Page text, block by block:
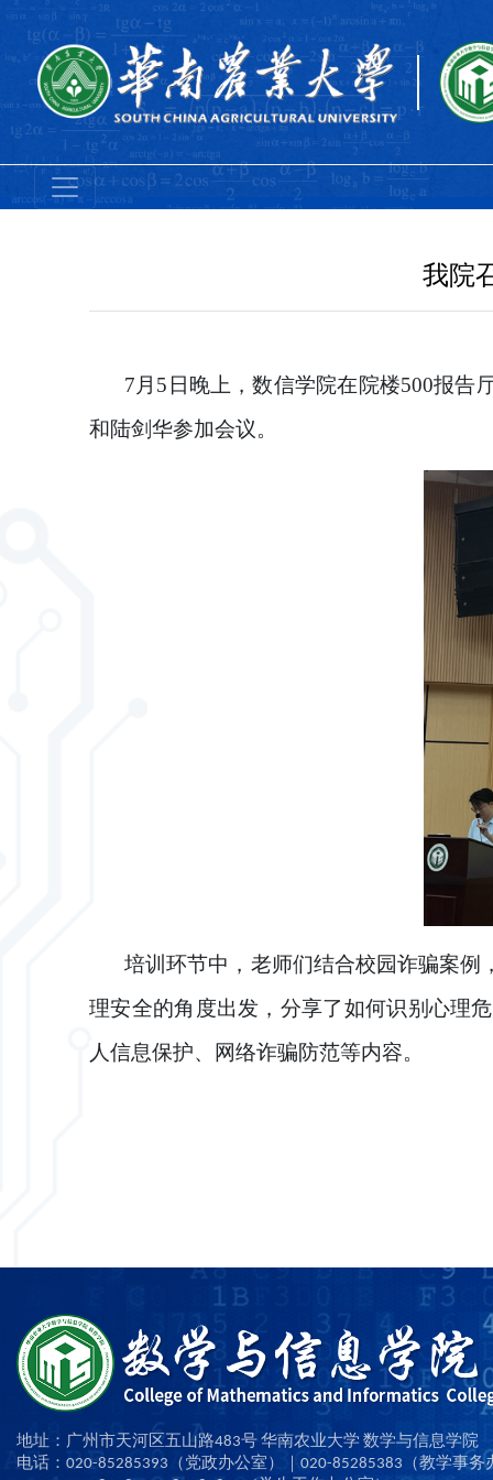
我院
7 月 5 日 晚上 ，数信学院在院楼500报告
和陆剑华参加会议。
培训环节中，老师们结合校园诈骗案
理安全的角度出发，分享了如何识别心理
人信息保护、网络诈骗防范等内容。
地址：广州市天河区五山路483号 华南农业大学 数学与信息学院
电话：020-85285393（党政办公室）｜020-85285383（教学事务